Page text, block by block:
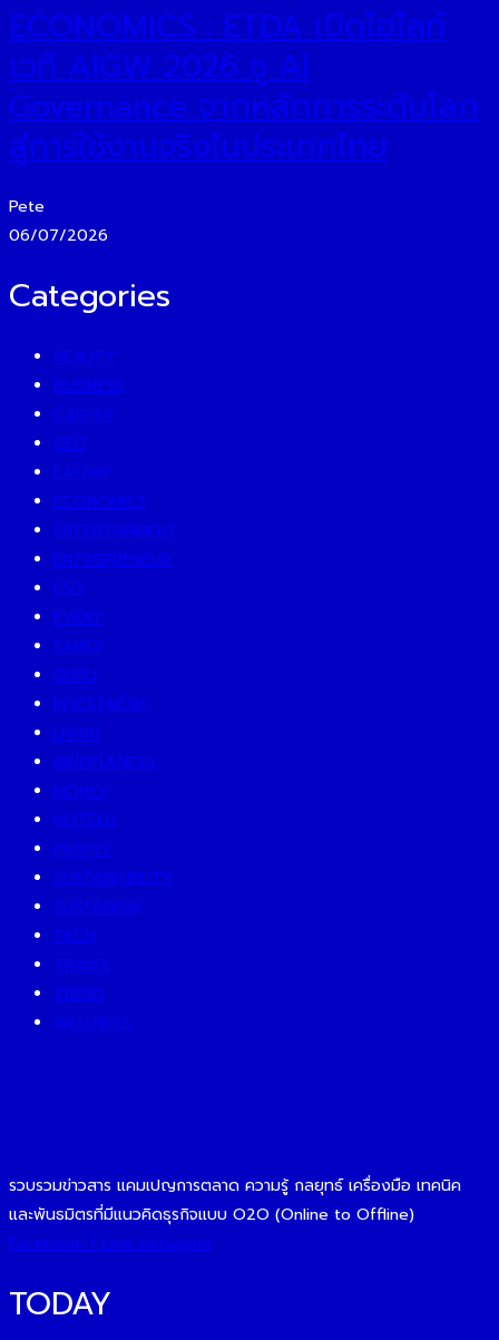
ECONOMICS : ETDA เปิดไฮไลท์
เวที AIGW 2026 ชู AI
Governance จากหลักการระดับโลก
สู่การใช้งานจริงในประเทศไทย
Pete
06/07/2026
Categories
BEAUTY
BUSINESS
CAREER
CEO
EATERY
ECONOMICS
ENTERTAINMENT
ENTREPRENEUR
ESG
EVENT
FAMILY
GURU
INVESTMENT
LIVING
MINDFULNESS
MONEY
MUTELU
PEOPLE
SUSTAINABILITY
SUSTAINISM
TECH
TRAVEL
TREND
WELLNESS
รวบรวมข่าวสาร แคมเปญการตลาด ความรู้ กลยุทธ์ เครื่องมือ เทคนิค
และพันธมิตรที่มีแนวคิดธุรกิจแบบ O2O (Online to Offline)
Facebook-f Line Instagram
TODAY